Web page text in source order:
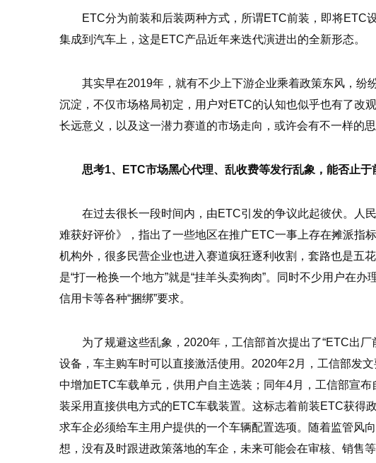
ETC分为前装和后装两种方式，所谓ETC前装，即将ETC
集成到汽车上，这是ETC产品近年来迭代演进出的全新形态。
其实早在2019年，就有不少上下游企业乘着政策东风，纷
沉淀，不仅市场格局初定，用户对ETC的认知也似乎也有了改
长远意义，以及这一潜力赛道的市场走向，或许会有不一样的思
思考1、ETC市场黑心代理、乱收费等发行乱象，能否止于
在过去很长一段时间内，由ETC引发的争议此起彼伏。人
难获好评价》，指出了一些地区在推广ETC一事上存在摊派指
机构外，很多民营企业也进入赛道疯狂逐利收割，套路也是五
是“打一枪换一个地方”就是“挂羊头卖狗肉”。同时不少用户在
信用卡等各种“捆绑”要求。
为了规避这些乱象，2020年，工信部首次提出了“ETC出
设备，车主购车时可以直接激活使用。2020年2月，工信部发
中增加ETC车载单元，供用户自主选装；同年4月，工信部宣
装采⽤直接供电⽅式的ETC⻋载装置。这标志着前装ETC获得
求车企必须给车主用户提供的一个车辆配置选项。随着监管风
想，没有及时跟进政策落地的车企，未来可能会在审核、销售